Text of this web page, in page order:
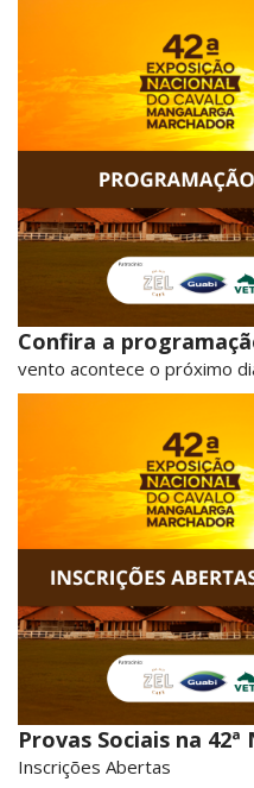
Confira a
vento acontece o próximo
Provas Sociais na 42ª
Inscrições Abertas